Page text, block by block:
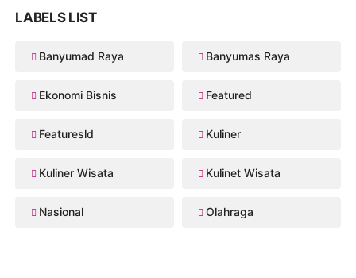
LABELS LIST
Banyumad Raya Banyumas Raya
Ekonomi Bisnis Featured
Featuresld Kuliner
Kuliner Wisata Kulinet Wisata
Nasional Olahraga